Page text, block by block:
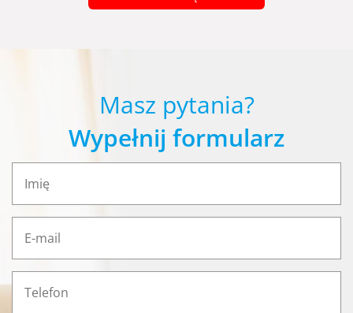
Masz pytania?
Wypełnij formularz